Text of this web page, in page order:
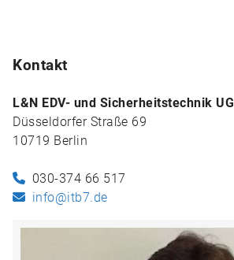
Kontakt
L&N EDV- und Sicherheitstechnik UG
Düsseldorfer Straße 69
10719 Berlin
030-374 66 517
info@itb7.de